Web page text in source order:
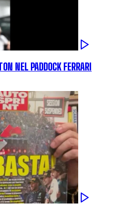
NEL PADDOCK FERRARI